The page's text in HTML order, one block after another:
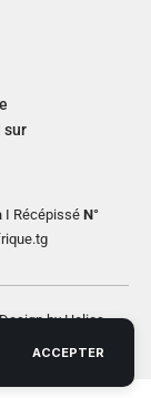
ACCEPTER
sur
I RécépisséN°
by Helios